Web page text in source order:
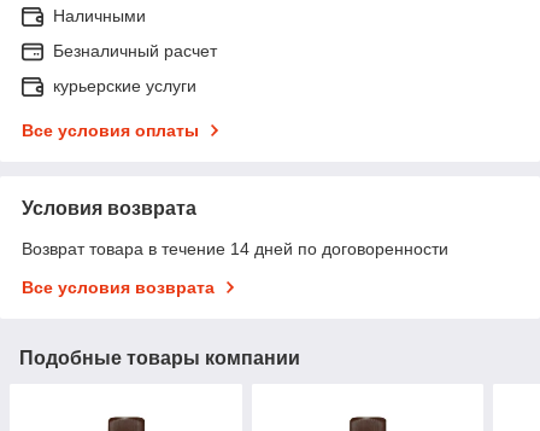
Наличными
Безналичный расчет
курьерские услуги
Все условия оплаты
Условия возврата
Возврат товара в течение 14 дней по договоренности
Все условия возврата
Подобные товары компании